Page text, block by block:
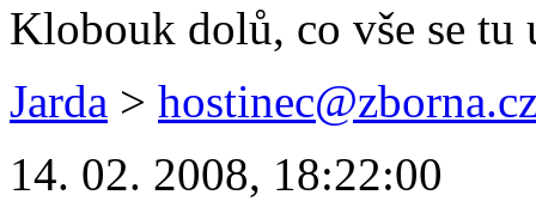
Klobouk dolů, co vše se tu
Jarda >
14. 02. 2008, 18:22:00